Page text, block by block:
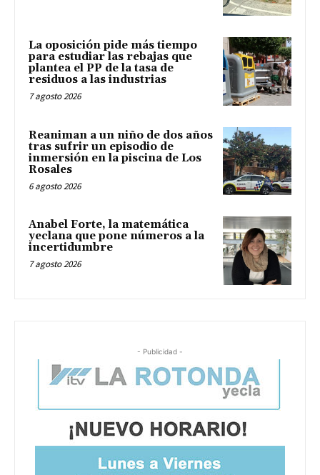
La oposición pide más tiempo
para estudiar las rebajas que
plantea el PP de la tasa de
residuos a las industrias
7 agosto 2026
Reaniman a un niño de dos años
tras sufrir un episodio de
inmersión en la piscina de Los
Rosales
6 agosto 2026
Anabel Forte, la matemática
yeclana que pone números a la
incertidumbre
7 agosto 2026
- Publicidad -